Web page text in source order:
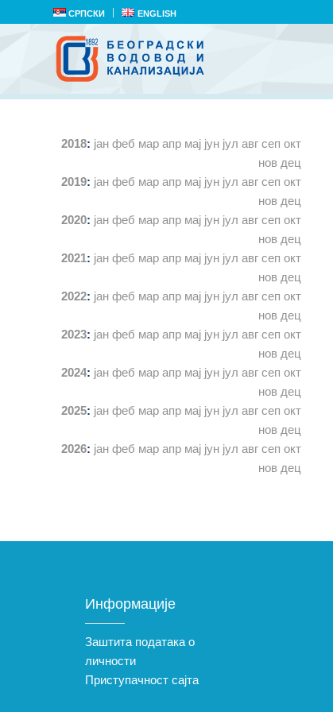
СРПСКИ ENGLISH
2018: јан феб мар апр мај јун јул авг сеп окт
нов дец
2019: јан феб мар апр мај јун јул авг сеп окт
нов дец
2020: јан феб мар апр мај јун јул авг сеп окт
нов дец
2021: јан феб мар апр мај јун јул авг сеп окт
нов дец
2022: јан феб мар апр мај јун јул авг сеп окт
нов дец
2023: јан феб мар апр мај јун јул авг сеп окт
нов дец
2024: јан феб мар апр мај јун јул авг сеп окт
нов дец
2025: јан феб мар апр мај јун јул авг сеп окт
нов дец
2026: јан феб мар апр мај јун јул авг сеп окт
нов дец
Информације
Заштита података о
личности
Приступачност сајта